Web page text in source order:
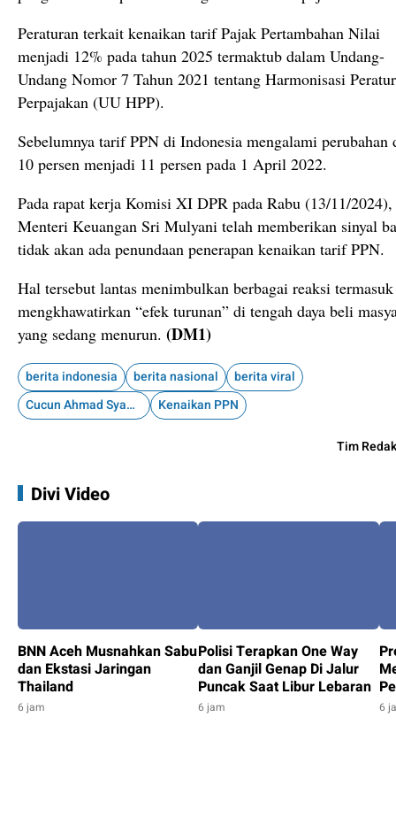
Peraturan terkait kenaikan tarif Pajak Pertambahan Nilai
menjadi 12% pada tahun 2025 termaktub dalam Undang-
Undang Nomor 7 Tahun 2021 tentang Harmonisasi
Perpajakan (UU HPP).
Sebelumnya tarif PPN di Indonesia mengalami perubahan
10 persen menjadi 11 persen pada 1 April 2022.
Pada rapat kerja Komisi XI DPR pada Rabu (13/11/2024),
Menteri Keuangan Sri Mulyani telah memberikan sinyal
tidak akan ada penundaan penerapan kenaikan tarif PPN.
Hal tersebut lantas menimbulkan berbagai reaksi termasuk
mengkhawatirkan “efek turunan” di tengah daya beli
yang sedang menurun. (DM1)
berita indonesia berita nasional
berita viral
Cucun Ahmad Syamsurijal
Kenaikan PPN
Tim
Divi Video
BNN Aceh Musnahkan Sabu
dan Ekstasi Jaringan
Thailand
6 jam
Polisi Terapkan One Way
dan Ganjil Genap Di Jalur
Puncak Saat Libur Lebaran
6 jam 6